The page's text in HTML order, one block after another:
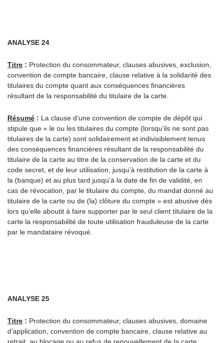
ANALYSE 24
Titre : Protection du consommateur, clauses abusives, exclusion,
convention de compte bancaire, clause relative à la solidarité des
titulaires du compte quant aux conséquences financières
résultant de la responsabilité du titulaire de la carte.
Résumé : La clause d’une convention de compte de dépôt qui
stipule que « le ou les titulaires du compte (lorsqu’ils ne sont pas
titulaires de la carte) sont solidairement et indivisiblement tenus
des conséquences financières résultant de la responsabilité du
titulaire de la carte au titre de la conservation de la carte et du
code secret, et de leur utilisation, jusqu’à restitution de la carte à
la (banque) et au plus tard jusqu’à la date de fin de validité, en
cas de révocation, par le titulaire du compte, du mandat donné au
titulaire de la carte ou de (la) clôture du compte » est abusive dès
lors qu’elle aboutit à faire supporter par le seul client titulaire de la
carte la responsabilité de toute utilisation frauduleuse de la carte
par le mandataire révoqué.
ANALYSE 25
Titre : Protection du consommateur, clauses abusives, domaine
d’application, convention de compte bancaire, clause relative au